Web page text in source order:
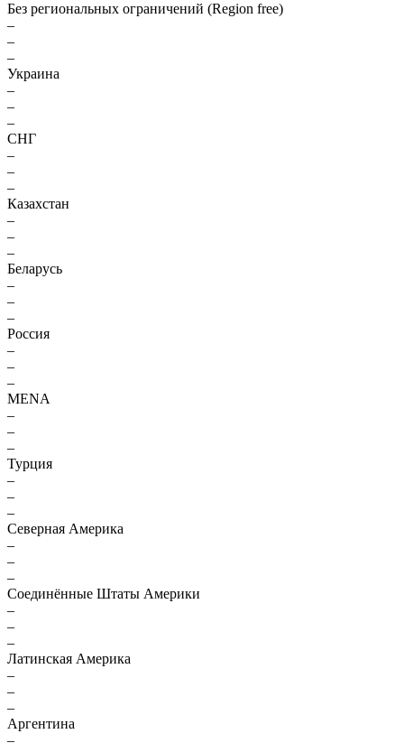
Без региональных ограничений (Region free)
–
–
–
Украина
–
–
–
СНГ
–
–
–
Казахстан
–
–
–
Беларусь
–
–
–
Россия
–
–
–
MENA
–
–
–
Турция
–
–
–
Северная Америка
–
–
–
Соединённые Штаты Америки
–
–
–
Латинская Америка
–
–
–
Аргентина
–